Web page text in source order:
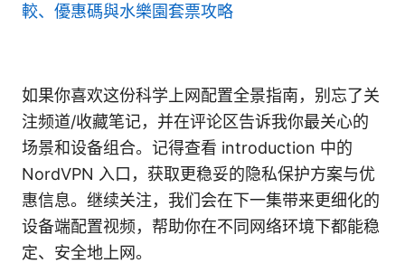
較、優惠碼與水樂園套票攻略
如果你喜欢这份科学上网配置全景指南，别忘了关
注频道/收藏笔记，并在评论区告诉我你最关心的
场景和设备组合。记得查看 introduction 中的
NordVPN 入口，获取更稳妥的隐私保护方案与优
惠信息。继续关注，我们会在下一集带来更细化的
设备端配置视频，帮助你在不同网络环境下都能稳
定、安全地上网。